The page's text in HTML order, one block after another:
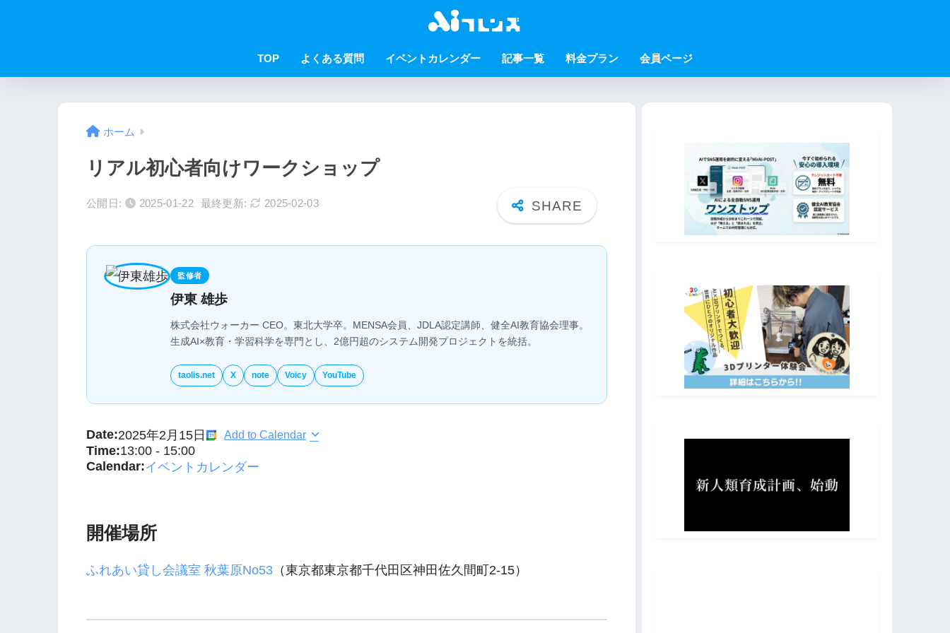
TOP よくある質問 イベントカレンダー 記事一覧 料金プラン 会員ページ
ホーム
リアル初心者向けワークショップ
公開日: 2025-01-22 最終更新: 2025-02-03
監修者
伊東 雄歩
株式会社ウォーカー CEO。東北大学卒。MENSA会員、JDLA認定講師、健全AI教育協会理事。
生成AI×教育・学習科学を専門とし、2億円超のシステム開発プロジェクトを統括。
taolis.net X note Voicy YouTube
Date:2025年2月15日 Add to Calendar
Time:13:00 - 15:00
Calendar:イベントカレンダー
開催場所
ふれあい貸し会議室 秋葉原No53 （東京都東京都千代田区神田佐久間町2-15）